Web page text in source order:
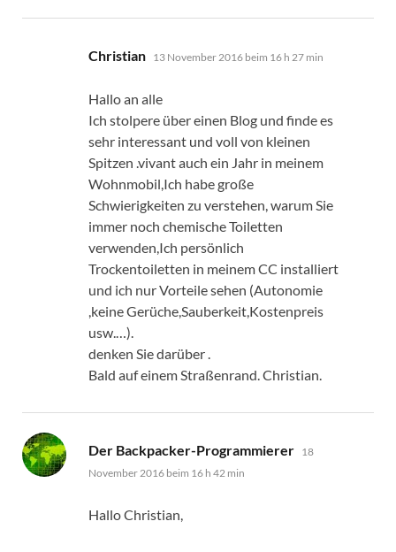
Christian sagt:
13 November 2016 beim 16 h 27 min
Hallo an alle
Ich stolpere über einen Blog und finde es
sehr interessant und voll von kleinen
Spitzen .vivant auch ein Jahr in meinem
Wohnmobil,Ich habe große
Schwierigkeiten zu verstehen, warum Sie
immer noch chemische Toiletten
verwenden,Ich persönlich
Trockentoiletten in meinem CC installiert
und ich nur Vorteile sehen (Autonomie
,keine Gerüche,Sauberkeit,Kostenpreis
usw.…).
denken Sie darüber .
Bald auf einem Straßenrand. Christian.
Der Backpacker-Programmierer sagt:
18
November 2016 beim 16 h 42 min
Hallo Christian,